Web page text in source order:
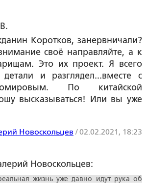
Коротков, занервничали?
своё направляйте, а к
Это их проект. Я всего
и разглядел...вместе с
По китайской
высказываться! Или вы уже
Новоскольцев /02.02.2021, 18:23
Новоскольцев:
жизнь уже давно идут рука об